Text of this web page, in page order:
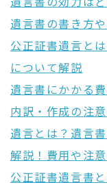
遺言書の書き方
公正証書遺言と
について解説
遺言書にかかる
内訳・作成の注
遺言とは？遺言
解説！費用や注
公正証書遺言書